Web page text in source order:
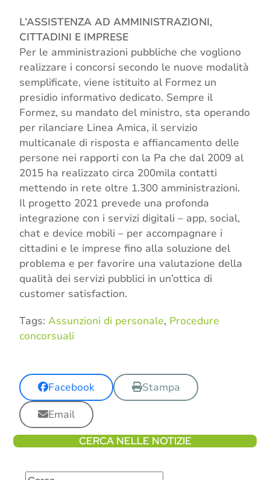
L’ASSISTENZA AD AMMINISTRAZIONI,
CITTADINI E IMPRESE
Per le amministrazioni pubbliche che vogliono
realizzare i concorsi secondo le nuove modalità
semplificate, viene istituito al Formez un
presidio informativo dedicato. Sempre il
Formez, su mandato del ministro, sta operando
per rilanciare Linea Amica, il servizio
multicanale di risposta e affiancamento delle
persone nei rapporti con la Pa che dal 2009 al
2015 ha realizzato circa 200mila contatti
mettendo in rete oltre 1.300 amministrazioni.
Il progetto 2021 prevede una profonda
integrazione con i servizi digitali – app, social,
chat e device mobili – per accompagnare i
cittadini e le imprese fino alla soluzione del
problema e per favorire una valutazione della
qualità dei servizi pubblici in un’ottica di
customer satisfaction.
Tags: Assunzioni di personale, Procedure
concorsuali
Facebook
Stampa
Email
CERCA NELLE NOTIZIE